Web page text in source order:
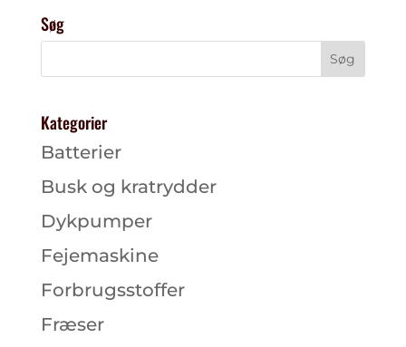
Søg
Kategorier
Batterier
Busk og kratrydder
Dykpumper
Fejemaskine
Forbrugsstoffer
Fræser